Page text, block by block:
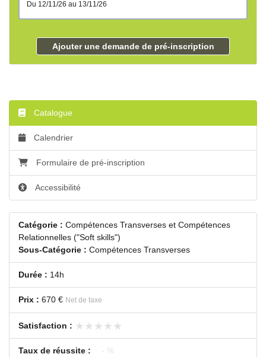
du 12/11/26 au 13/11/26
Ajouter une demande de pré-inscription
Catalogue
Calendrier
Formulaire de pré-inscription
Accessibilité
Catégorie : Compétences Transverses et Compétences
Relationnelles ("Soft skills")
Sous-Catégorie : Compétences Transverses
Durée : 14h
Prix : 670 € Net de taxe
Satisfaction : ★★★★★
★★★★★
Taux de réussite : - %